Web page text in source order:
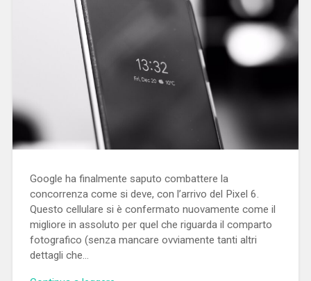
Google ha finalmente saputo combattere la
concorrenza come si deve, con l’arrivo del Pixel 6.
Questo cellulare si è confermato nuovamente come il
migliore in assoluto per quel che riguarda il comparto
fotografico (senza mancare ovviamente tanti altri
dettagli che…